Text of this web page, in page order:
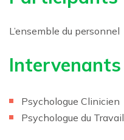
L’ensemble du personnel
Intervenants
Psychologue Clinicien
Psychologue du Travail